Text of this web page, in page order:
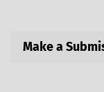
Make a